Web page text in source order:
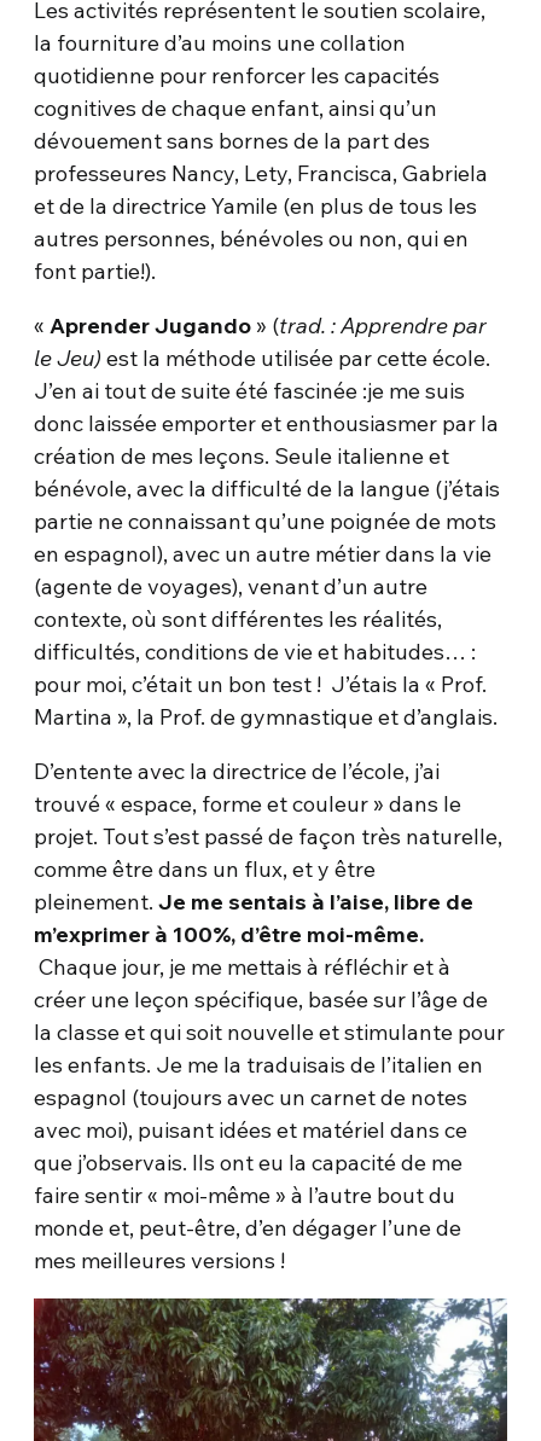
Les activités représentent le soutien scolaire,
la fourniture d’au moins une collation
quotidienne pour renforcer les capacités
cognitives de chaque enfant, ainsi qu’un
dévouement sans bornes de la part des
professeures Nancy, Lety, Francisca, Gabriela
et de la directrice Yamile (en plus de tous les
autres personnes, bénévoles ou non, qui en
font partie!).
«Aprender Jugando » (trad. :Apprendre par
le Jeu) est la méthode utilisée par cette école.
J’en ai tout de suite été fascinée :je me suis
donc laissée emporter et enthousiasmer par la
création de mes leçons. Seule italienne et
bénévole, avec la difficulté de la langue (j’étais
partie ne connaissant qu’une poignée de mots
en espagnol), avec un autre métier dans la vie
(agente de voyages), venant d’un autre
contexte, où sont différentes les réalités,
difficultés, conditions de vie et habitudes… :
pour moi, c’était un bon test ! J’étais la « Prof.
Martina », la Prof. de gymnastique et d’anglais.
D’entente avec la directrice de l’école, j’ai
trouvé « espace, forme et couleur » dans le
projet. Tout s’est passé de façon très naturelle,
comme être dans un flux, et y être
pleinement.Je me sentais à l’aise, libre de
m’exprimer à 100%, d’être moi-même.
Chaque jour, je me mettais à réfléchir et à
créer une leçon spécifique, basée sur l’âge de
la classe et qui soit nouvelle et stimulante pour
les enfants. Je me la traduisais de l’italien en
espagnol (toujours avec un carnet de notes
avec moi), puisant idées et matériel dans ce
que j’observais. Ils ont eu la capacité de me
faire sentir « moi-même » à l’autre bout du
monde et, peut-être, d’en dégager l’une de
mes meilleures versions !